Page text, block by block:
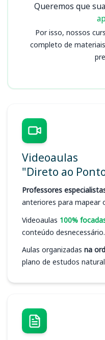
Queremos que
Por isso, nossos
completo de
Videoaulas
"Direto ao
Professores
anteriores para mapear
Videoaulas 100%
conteúdo desnecessário.
Aulas organizadas na
plano de estudos